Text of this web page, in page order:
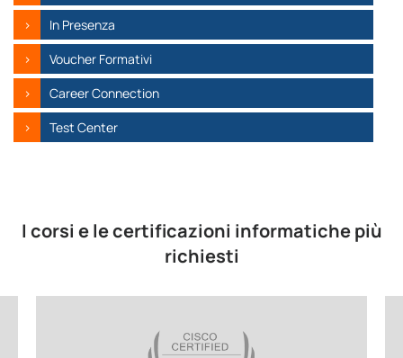
In Presenza
Voucher Formativi
Career Connection
Test Center
I corsi e le certificazioni informatiche più
richiesti